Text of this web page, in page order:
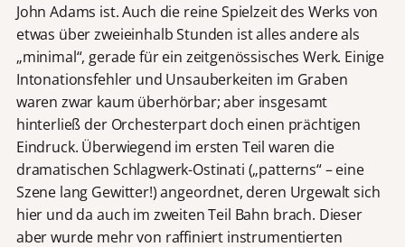
John Adams ist. Auch die reine Spielzeit des Werks von
etwas über zweieinhalb Stunden ist alles andere als
„minimal“, gerade für ein zeitgenössisches Werk. Einige
Intonationsfehler und Unsauberkeiten im Graben
waren zwar kaum überhörbar; aber insgesamt
hinterließ der Orchesterpart doch einen prächtigen
Eindruck. Überwiegend im ersten Teil waren die
dramatischen Schlagwerk-Ostinati („patterns“ – eine
Szene lang Gewitter!) angeordnet, deren Urgewalt sich
hier und da auch im zweiten Teil Bahn brach. Dieser
aber wurde mehr von raffiniert instrumentierten